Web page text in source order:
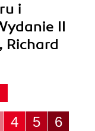
i
II
Richard
6
5
4